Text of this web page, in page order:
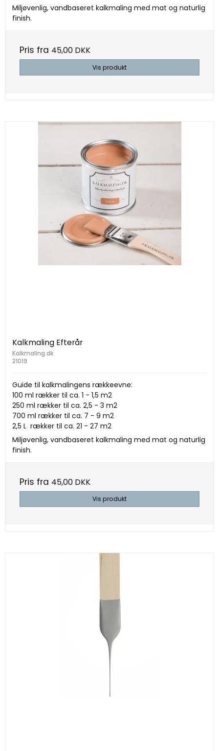
Miljøvenlig, vandbaseret kalkmaling med mat og naturlig
finish.
Pris fra 45,00 DKK
Vis produkt
Kalkmaling Efterår
Kalkmaling.dk
21019
Guide til kalkmalingens rækkeevne:
100 ml rækker til ca. 1 - 1,5 m2
250 ml rækker til ca. 2,5 - 3 m2
700 ml rækker til ca. 7 - 9 m2
2,5 L rækker til ca. 21 - 27 m2
Miljøvenlig, vandbaseret kalkmaling med mat og naturlig
finish.
Pris fra 45,00 DKK
Vis produkt